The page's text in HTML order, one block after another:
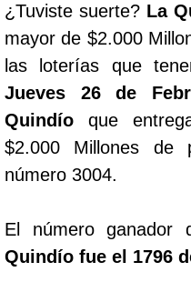
¿Tuviste suerte? La
mayor de $2.000
las loterías que
Jueves 26 de
Quindío que
$2.000 Millones
número 3004.
El número ganador
Quindío fue el 1796